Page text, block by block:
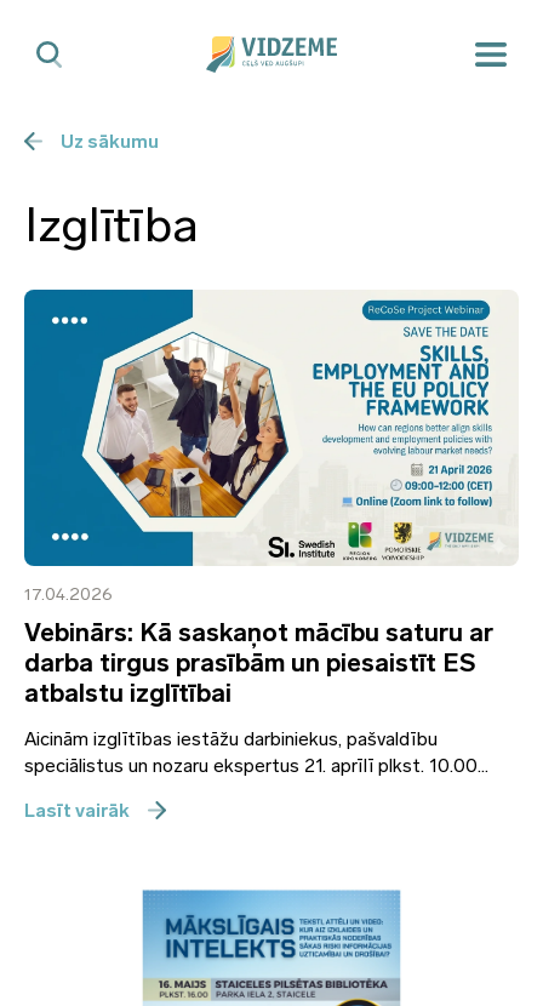
Uz sākumu
Izglītība
17.04.2026
Vebinārs: Kā saskaņot mācību saturu ar
darba tirgus prasībām un piesaistīt ES
atbalstu izglītībai
Aicinām izglītības iestāžu darbiniekus, pašvaldību
speciālistus un nozaru ekspertus 21. aprīlī plkst. 10.00...
Lasīt vairāk